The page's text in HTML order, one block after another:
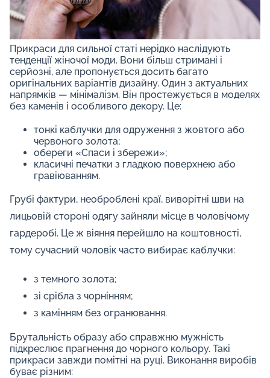
Прикраси для сильної статі нерідко наслідують
тенденції жіночої моди. Вони більш стримані і
серйозні, але пропонується досить багато
оригінальних варіантів дизайну. Один з актуальних
напрямків — мінімалізм. Він простежується в моделях
без каменів і особливого декору. Це:
тонкі каблучки для одруження з жовтого або
червоного золота;
обереги «Спаси і збережи»;
класичні печатки з гладкою поверхнею або
гравіюванням.
Грубі фактури, необроблені краї, виворітні шви на
лицьовій стороні одягу зайняли місце в чоловічому
гардеробі. Це ж віяння перейшло на коштовності,
тому сучасний чоловік часто вибирає каблучки:
з темного золота;
зі срібла з чорнінням;
з камінням без огранювання.
Брутальність образу або справжню мужність
підкреслює прагнення до чорного кольору. Такі
прикраси завжди помітні на руці. Виконання виробів
буває різним: